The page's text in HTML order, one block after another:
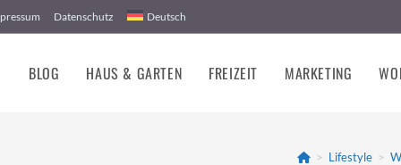
Datenschutz Deutsch
BLOG HAUS & GARTEN FREIZEIT MARKETING
> Lifestyle >